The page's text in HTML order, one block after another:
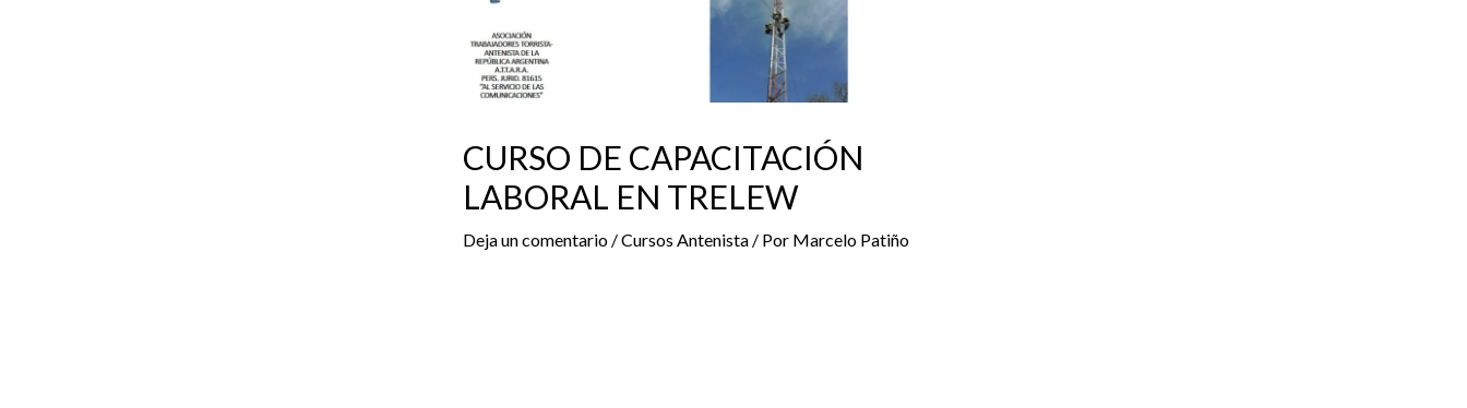
CURSO DE CAPACITACIÓN
LABORAL EN TRELEW
Deja un comentario /Cursos Antenista/ Por Marcelo Patiño